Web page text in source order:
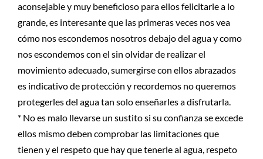
aconsejable y muy beneficioso para ellos felicitarle a lo
grande, es interesante que las primeras veces nos vea
cómo nos escondemos nosotros debajo del agua y como
nos escondemos con el sin olvidar de realizar el
movimiento adecuado, sumergirse con ellos abrazados
es indicativo de protección y recordemos no queremos
protegerles del agua tan solo enseñarles a disfrutarla.
* No es malo llevarse un sustito si su confianza se excede
ellos mismo deben comprobar las limitaciones que
tienen y el respeto que hay que tenerle al agua, respeto